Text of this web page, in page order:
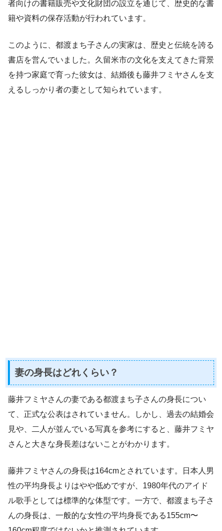
者向けの書籍販売や文化財団の設立を通じて、歴史的な書
籍や資料の保存活動が行われています。
このように、都渡まち子さんの実家は、歴史と伝統を誇る
書店を営んでいました。久留米市の文化を支えてきた背景
を持つ家庭で育った彼女は、結婚後も藤井フミヤさんを支
えるしっかり者の妻として知られています。
妻の身長はどれくらい？
藤井フミヤさんの妻である都渡まち子さんの身長につい
て、正式な公表はされていません。しかし、過去の結婚会
見や、二人が並んでいる写真を参考にすると、藤井フミヤ
さんと大きな身長差はないことがわかります。
藤井フミヤさんの身長は164cmとされています。日本人男
性の平均身長よりはやや低めですが、1980年代のアイド
ル歌手としては標準的な体型です。一方で、都渡まち子さ
んの身長は、一般的な女性の平均身長である155cm〜